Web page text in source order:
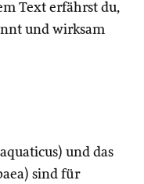
Text erfährst du,
und wirksam
und das
sind für